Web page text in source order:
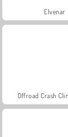
Elvenar
Offroad Crash